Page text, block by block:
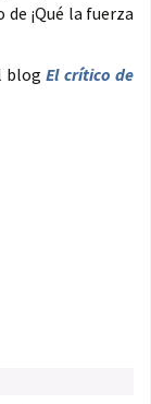
¡Qué la fuerza
blogEl crítico de